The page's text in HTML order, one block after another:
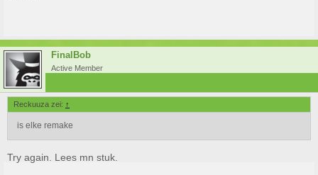
FinalBob
Active Member
Reckuuza zei: ↑
is elke remake
Try again. Lees mn stuk.